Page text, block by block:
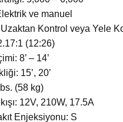
ve manuel
Kontrol veya Yele
(12:26)
8’ – 14’
15’, 20’
(58 kg)
12V, 210W, 17.5A
Enjeksiyonu: S